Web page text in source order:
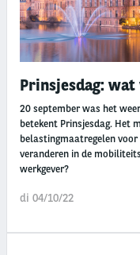
Prinsjesdag:
20 september was het
betekent Prinsjesdag. Het
belastingmaatregelen
veranderen in de
werkgever?
di 04/10/22